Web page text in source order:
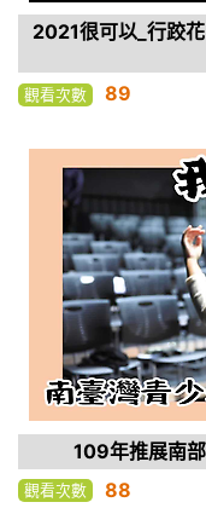
2021很可以_行跤
觀看次數 89
109年推展南
觀看次數 88